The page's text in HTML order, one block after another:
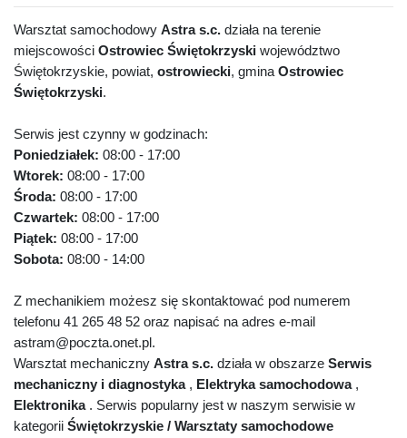
Warsztat samochodowy Astra s.c. działa na terenie
miejscowości Ostrowiec Świętokrzyski województwo
Świętokrzyskie, powiat, ostrowiecki, gmina Ostrowiec
Świętokrzyski.
Serwis jest czynny w godzinach:
Poniedziałek: 08:00 - 17:00
Wtorek: 08:00 - 17:00
Środa: 08:00 - 17:00
Czwartek: 08:00 - 17:00
Piątek: 08:00 - 17:00
Sobota: 08:00 - 14:00
Z mechanikiem możesz się skontaktować pod numerem
telefonu 41 265 48 52 oraz napisać na adres e-mail
astram@poczta.onet.pl.
Warsztat mechaniczny Astra s.c. działa w obszarze Serwis
mechaniczny i diagnostyka, Elektryka samochodowa,
Elektronika. Serwis popularny jest w naszym serwisie w
kategorii Świętokrzyskie / Warsztaty samochodowe